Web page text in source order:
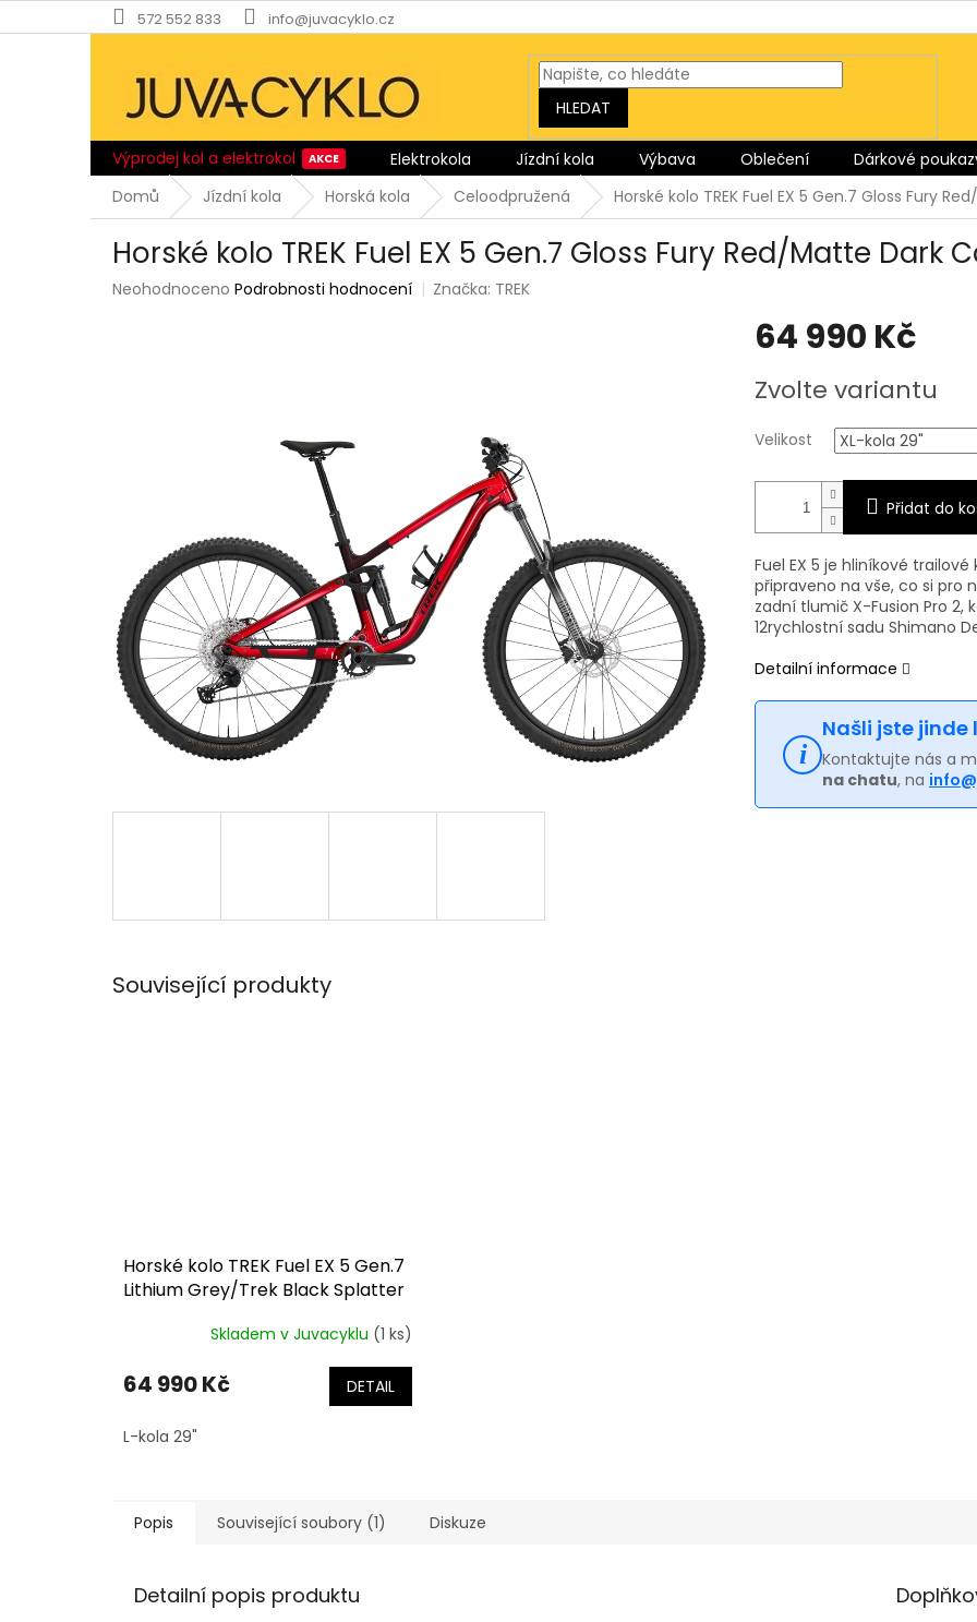
na
572 552 833 info@juvacyklo.cz
HLEDAT
Výprodej kol a elektrokol Elektrokola Jízdní kola Výbava Oblečení Dárkové
Domů
Jízdní kola Horská kola Celoodpružená Horské kolo TREK Fuel EX 5 Gen.7 Gloss Fury
Horské kolo TREK Fuel EX 5 Gen.7 Gloss Fury Red/Matte Dark
Průměrné
Neohodnoceno Podrobnosti hodnocení Značka: TREK
64 990 Kč
cena:
Zvolte variantu
Velikost
Přidat do
Fuel EX 5 je hliníkové
připraveno na vše, co si pro
zadní tlumič X-Fusion Pro
12rychlostní sadu Shimano
Detailní informace
Našli jste jinde
Kontaktujte nás a
na chatu, na
Související produkty
Horské kolo TREK Fuel EX 5 Gen.7
Lithium Grey/Trek Black Splatter
Skladem v Juvacyklu (1 ks)
64 990 Kč DETAIL
L-kola 29"
Popis Související soubory (1) Diskuze
Detailní popis produktu